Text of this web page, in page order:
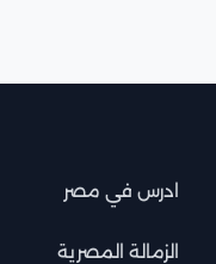
ادرس في مصر
الزمالة المصرية